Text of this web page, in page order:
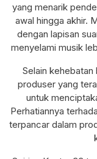
yang menarik
awal hingga akhir.
dengan lapisan
menyelami musik
Selain
produser yang
untuk
Perhatiannya
terpancar dalam